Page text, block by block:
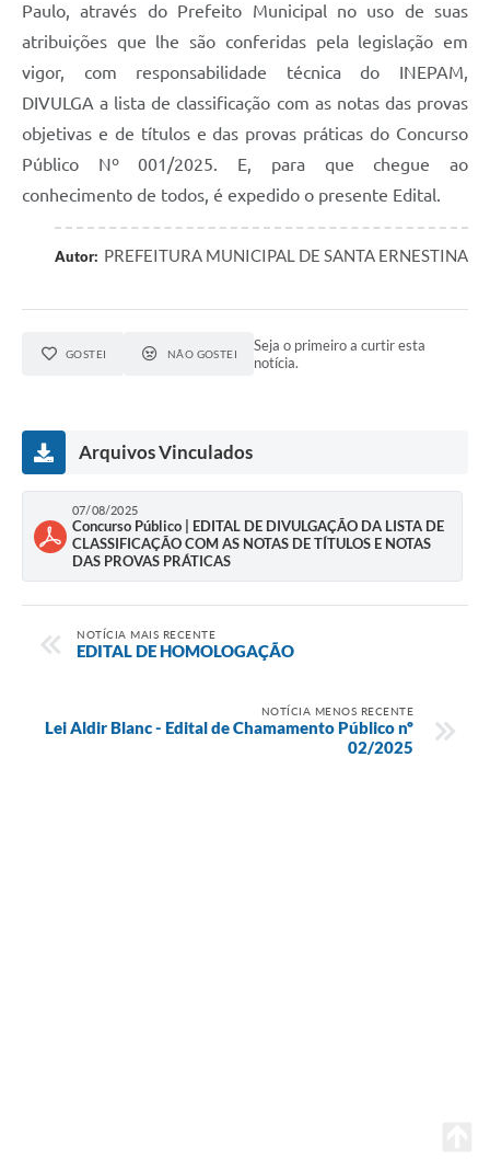
Paulo, através do Prefeito Municipal no uso de suas
atribuições que lhe são conferidas pela legislação em
vigor, com responsabilidade técnica do INEPAM,
DIVULGA a lista de classificação com as notas das provas
objetivas e de títulos e das provas práticas do Concurso
Público Nº 001/2025. E, para que chegue ao
conhecimento de todos, é expedido o presente Edital.
Autor: PREFEITURA MUNICIPAL DE SANTA ERNESTINA
GOSTEI NÃO GOSTEI
Seja o primeiro a curtir esta
notícia.
Arquivos Vinculados
07/08/2025
Concurso Público | EDITAL DE DIVULGAÇÃO DA LISTA DE
CLASSIFICAÇÃO COM AS NOTAS DE TÍTULOS E NOTAS
DAS PROVAS PRÁTICAS
NOTÍCIA MAIS RECENTE
EDITAL DE HOMOLOGAÇÃO
NOTÍCIA MENOS RECENTE
Lei Aldir Blanc - Edital de Chamamento Público nº
02/2025